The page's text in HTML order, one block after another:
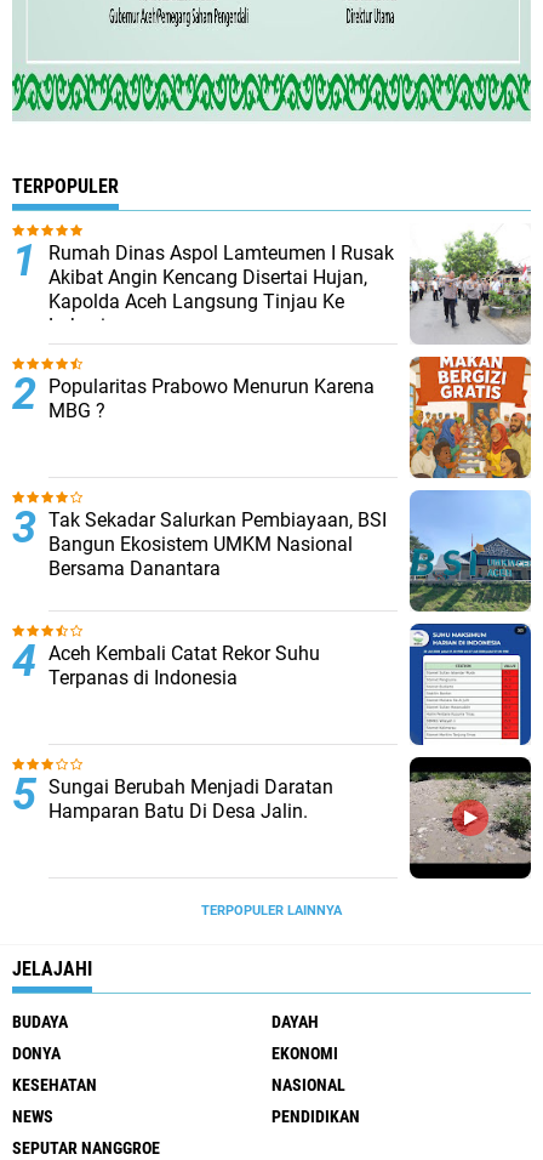
TERPOPULER
Rumah Dinas Aspol Lamteumen I Rusak
Akibat Angin Kencang Disertai Hujan,
Kapolda Aceh Langsung Tinjau Ke
Lokasi
Popularitas Prabowo Menurun Karena
MBG ?
Tak Sekadar Salurkan Pembiayaan, BSI
Bangun Ekosistem UMKM Nasional
Bersama Danantara
Aceh Kembali Catat Rekor Suhu
Terpanas di Indonesia
Sungai Berubah Menjadi Daratan
Hamparan Batu Di Desa Jalin.
TERPOPULER LAINNYA
JELAJAHI
BUDAYA
DAYAH
DONYA
EKONOMI
KESEHATAN
NASIONAL
NEWS
PENDIDIKAN
SEPUTAR NANGGROE